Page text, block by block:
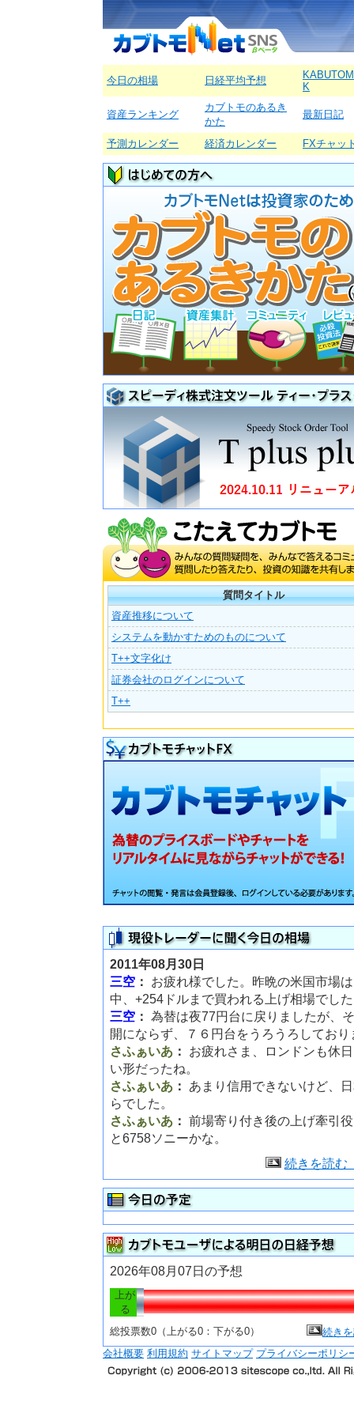
今日の相場 日経平均予想
K
資産ランキング
カブトモのあるき
かた
最新日記
予測カレンダー 経済カレンダー FXチャッ
質問タイトル
資産推移について
システムを動かすためのものについて
T++文字化け
証券会社のログインについて
T++
2011年08月30日
三空 ：
お疲れ様でした。昨晩の米国市場
中、+254ドルまで買われる上げ相場でし
三空 ： 為替は夜77円台に戻りましたが、
開にならず、７６円台をうろうろしており
さふぁいあ ：
お疲れさま、ロンドンも休
い形だったね。
さふぁいあ ：
あまり信用できないけど、
らでした。
さふぁいあ ： 前場寄り付き後の上げ牽引
と6758ソニーかな。
続きを読む
2026年08月07日の予想
上が
る
総投票数0（上がる0：下がる0）
続き
会社概要 利用規約 サイトマップ プライバシーポリシ